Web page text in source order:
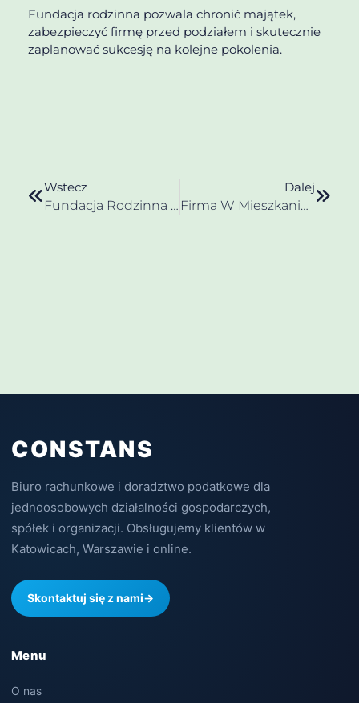
Fundacja rodzinna pozwala chronić majątek,
zabezpieczyć firmę przed podziałem i skutecznie
zaplanować sukcesję na kolejne pokolenia.
Wstecz
Fundacja Rodzinna – Jak Skutecznie Chronić Majątek I Przeprowadzić Sukcesję Firmy? [Case Study]
Dalej
Firma W Mieszkaniu A Koszty Podatkowe
CONSTANS
Biuro rachunkowe i doradztwo podatkowe dla
jednoosobowych działalności gospodarczych,
spółek i organizacji. Obsługujemy klientów w
Katowicach, Warszawie i online.
Skontaktuj się z nami→
Menu
O nas